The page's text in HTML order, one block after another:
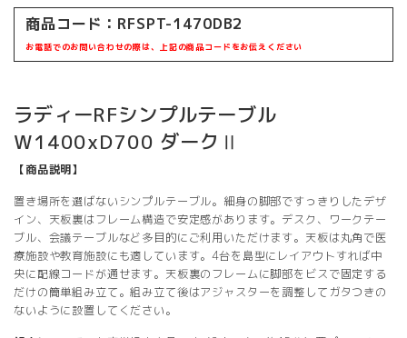
商品コード：RFSPT-1470DB2
お電話でのお問い合わせの際は、上記の商品コードをお伝えください
ラディーRFシンプルテーブル
W1400xD700 ダークⅡ
【商品説明】
置き場所を選ばないシンプルテーブル。細身の脚部ですっきりしたデザ
イン、天板裏はフレーム構造で安定感があります。デスク、ワークテー
ブル、会議テーブルなど多目的にご利用いただけます。天板は丸角で医
療施設や教育施設にも適しています。4台を島型にレイアウトすれば中
央に配線コードが通せます。天板裏のフレームに脚部をビスで固定する
だけの簡単組み立て。組み立て後はアジャスターを調整してガタつきの
ないように設置してください。